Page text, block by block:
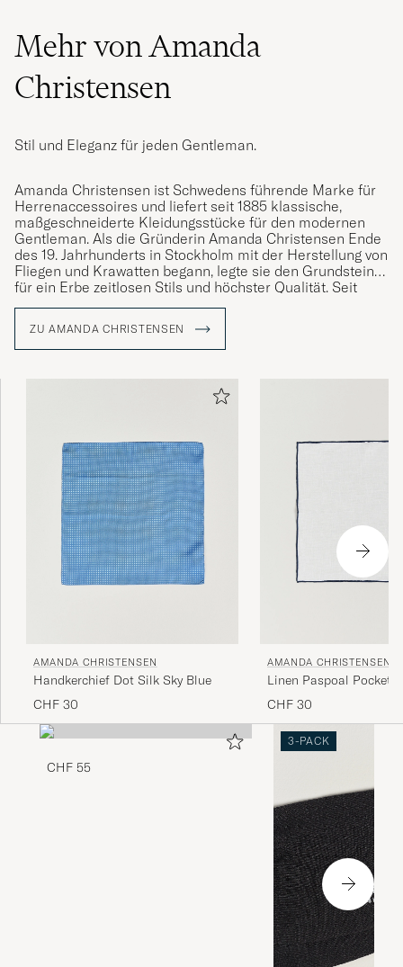
Mehr von Amanda
Christensen
Stil und Eleganz für jeden Gentleman.
Amanda Christensen ist Schwedens führende Marke für
Herrenaccessoires und liefert seit 1885 klassische,
maßgeschneiderte Kleidungsstücke für den modernen
Gentleman. Als die Gründerin Amanda Christensen Ende
des 19. Jahrhunderts in Stockholm mit der Herstellung von
Fliegen und Krawatten begann, legte sie den Grundstein
für ein Erbe zeitlosen Stils und höchster Qualität. Seit
1949 ist das Unternehmen königlicher Hoflieferant und
und Manschettenknöpfe – Details, die die Persönlichkeit
und den Stil anspruchsvoller Männer weltweit
um den Comer See in Italien statt, wo das Handwerk über
ZU AMANDA CHRISTENSEN
AMANDA CHRISTENSEN
Handkerchief Dot Silk Sky Blue
CHF 30
AMANDA CHRISTENSEN
Linen Paspoal Pocket
White/Navy
CHF 30
CHF 55
3-PACK